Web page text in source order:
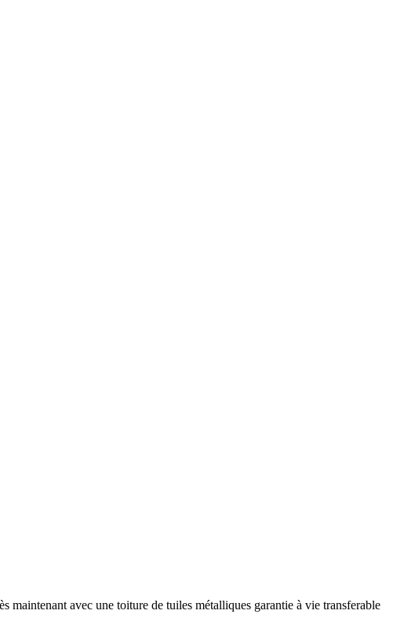
maintenant avec une toiture de tuiles métalliques garantie à vie transferable